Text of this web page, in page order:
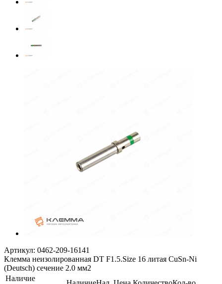
Артикул: 0462-209-16141
Клемма неизолированная DT F1.5.Size 16 литая CuSn-Ni
(Deutsch) сечение 2.0 мм2
Наличие